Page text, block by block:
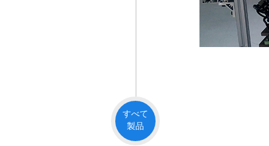
すべて
製品